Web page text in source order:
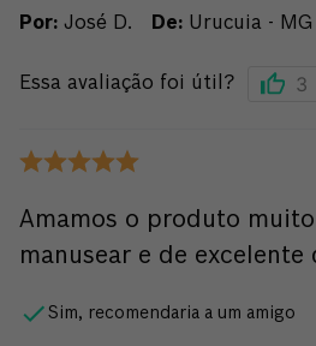
Por: José D. De: Urucuia - MG
Essa avaliação foi útil? 3
Amamos o produto
manusear e de excelente
Sim, recomendaria a um amigo